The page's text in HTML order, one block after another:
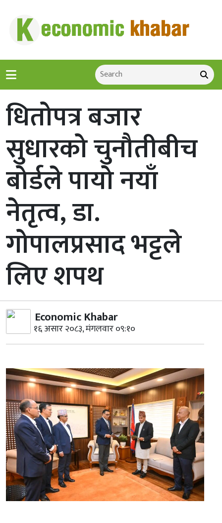
धितोपत्र बजार
सुधारको चुनौतीबीच
बोर्डले पायो नयाँ
नेतृत्व, डा.
गोपालप्रसाद भट्टले
लिए शपथ
Economic Khabar
१६ असार २०८३, मंगलवार ०९:१०